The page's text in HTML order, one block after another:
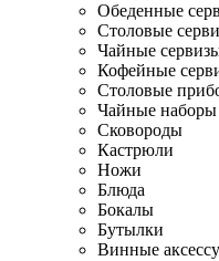
Обеденные
Столовые
Чайные
Кофейные
Столовые
Чайные наборы
Сковороды
Кастрюли
Ножи
Блюда
Бокалы
Бутылки
Винные